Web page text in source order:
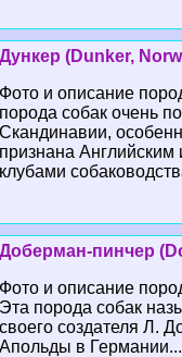
Дункер (Dunker,
Фото и описание
порода собак очень
Скандинавии,
признана Английским
клубами
Доберман-пинчер
Фото и описание
Эта порода собак
своего создателя Л.
Апольды в